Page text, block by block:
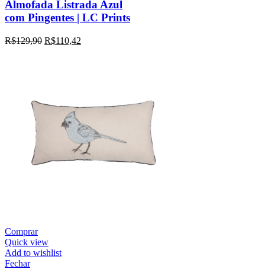
Almofada Listrada Azul
com Pingentes | LC Prints
R$129,90 R$110,42
Comprar
Quick view
Add to wishlist
Fechar